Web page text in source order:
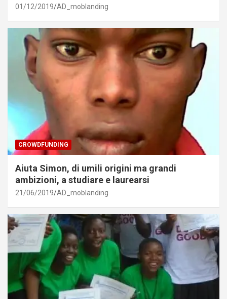
01/12/2019 AD_moblanding
CROWDFUNDING
Aiuta Simon, di umili origini ma grandi
ambizioni, a studiare e laurearsi
21/06/2019 AD_moblanding